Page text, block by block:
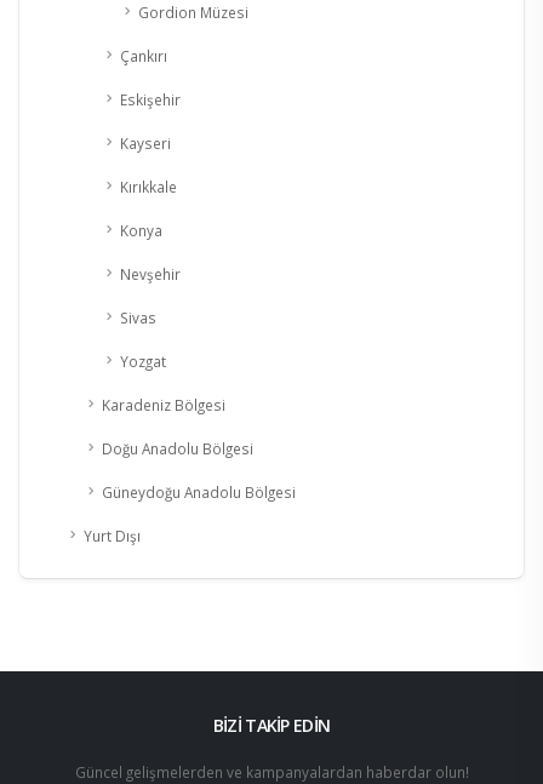
Gordion Müzesi
Çankırı
Eskişehir
Kayseri
Kırıkkale
Konya
Nevşehir
Sivas
Yozgat
Karadeniz Bölgesi
Doğu Anadolu Bölgesi
Güneydoğu Anadolu Bölgesi
Yurt Dışı
BİZİ TAKİP EDİN
Güncel gelişmelerden ve kampanyalardan haberdar olun!